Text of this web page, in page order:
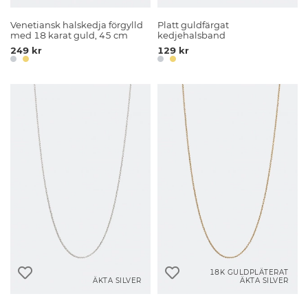
Venetiansk halskedja förgylld
med 18 karat guld, 45 cm
249 kr
Platt guldfärgat
kedjehalsband
129 kr
ÄKTA SILVER
18K GULDPLÄTERAT
ÄKTA SILVER